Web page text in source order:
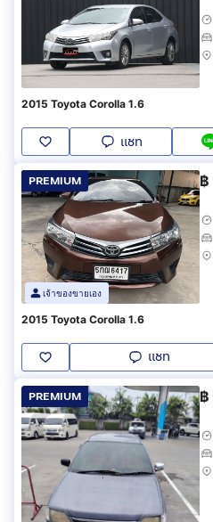
2015 Toyota Corolla 1.6
แชท
PREMIUM
เจ้าของขายเอง
฿
2015 Toyota Corolla 1.6
แชท
PREMIUM ฿